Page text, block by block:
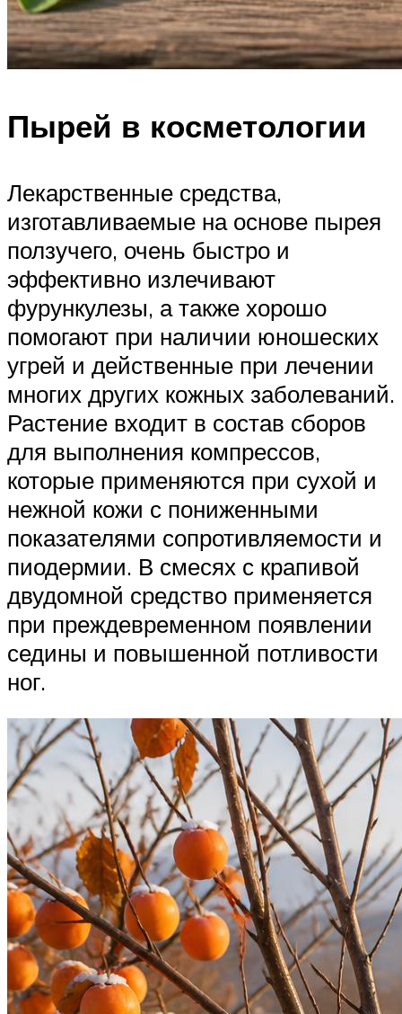
Пырей в косметологии
Лекарственные средства,
изготавливаемые на основе пырея
ползучего, очень быстро и
эффективно излечивают
фурункулезы, а также хорошо
помогают при наличии юношеских
угрей и действенные при лечении
многих других кожных заболеваний.
Растение входит в состав сборов
для выполнения компрессов,
которые применяются при сухой и
нежной кожи с пониженными
показателями сопротивляемости и
пиодермии. В смесях с крапивой
двудомной средство применяется
при преждевременном появлении
седины и повышенной потливости
ног.